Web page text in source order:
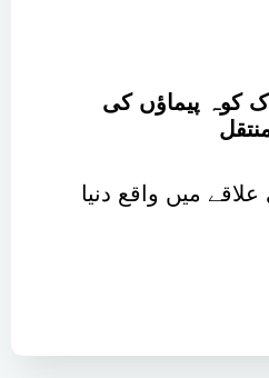
کوہ پیماؤں کی
میں واقع دنیا